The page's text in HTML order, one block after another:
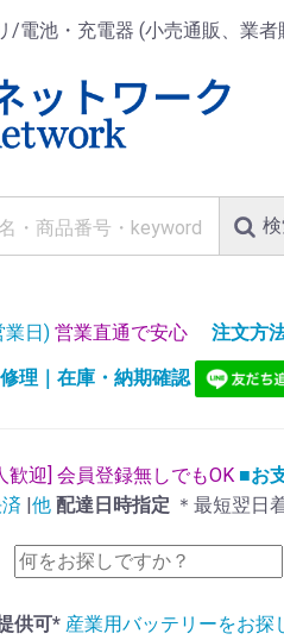
/電池・充電器 (小売通販、業
日) 営業直通で安心 注文方
理｜在庫・納期確認
歓迎] 会員登録無しでもOK ■お
|他 配達日時指定 ＊最短翌日
供可* 産業用バッテリーをお探